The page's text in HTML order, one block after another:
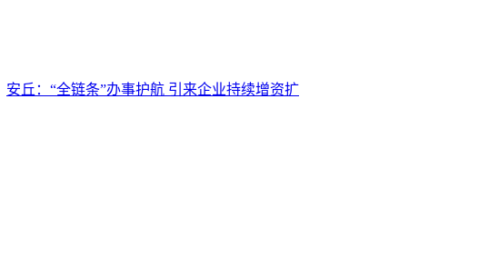
安丘：“全链条”办事护航 引来企业持续增资扩